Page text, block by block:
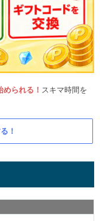
られる！ スキマ時間を
！